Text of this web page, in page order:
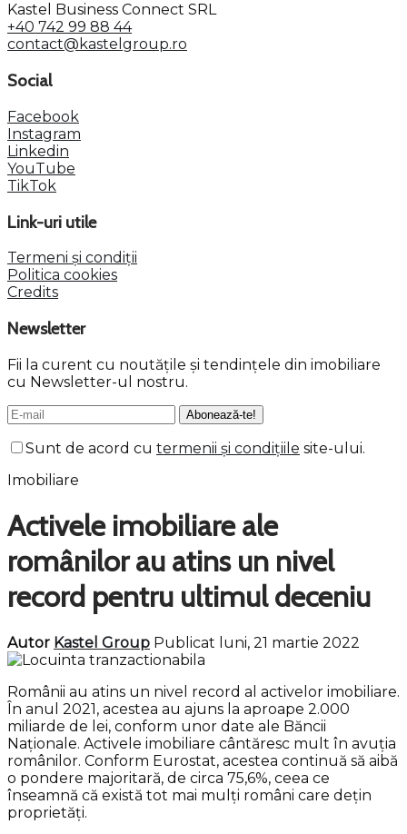
Kastel Business Connect SRL
+40 742 99 88 44
contact@kastelgroup.ro
Social
Facebook
Instagram
Linkedin
YouTube
TikTok
Link-uri utile
Termeni și condiții
Politica cookies
Credits
Newsletter
Fii la curent cu noutățile și tendințele din imobiliare
cu Newsletter-ul nostru.
Sunt de acord cu termenii și condițiile site-ului.
Imobiliare
Activele imobiliare ale
românilor au atins un nivel
record pentru ultimul deceniu
Autor Kastel Group Publicat luni, 21 martie 2022
Românii au atins un nivel record al activelor imobiliare.
În anul 2021, acestea au ajuns la aproape 2.000
miliarde de lei, conform unor date ale Băncii
Naționale. Activele imobiliare cântăresc mult în avuția
românilor. Conform Eurostat, acestea continuă să aibă
o pondere majoritară, de circa 75,6%, ceea ce
înseamnă că există tot mai mulți români care dețin
proprietăți.